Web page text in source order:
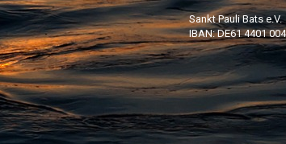
Sankt Pauli Bats e.V.
IBAN: DE61 4401